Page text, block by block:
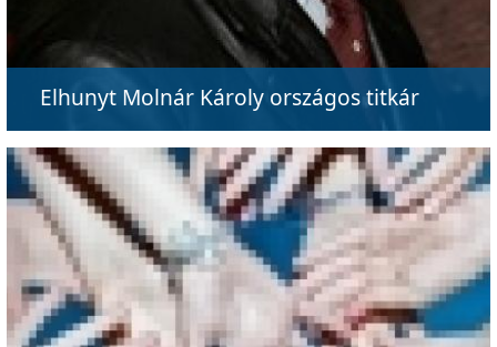
Elhunyt Molnár Károly országos titkár